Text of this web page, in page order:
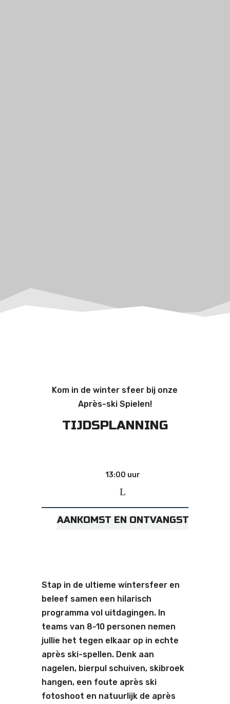
Kom in de winter sfeer bij onze
Après-ski Spielen!
TIJDSPLANNING
13:00 uur
AANKOMST EN ONTVANGST
Stap in de ultieme wintersfeer en
beleef samen een hilarisch
programma vol uitdagingen. In
teams van 8-10 personen nemen
jullie het tegen elkaar op in echte
après ski-spellen. Denk aan
nagelen, bierpul schuiven, skibroek
hangen, een foute après ski
fotoshoot en natuurlijk de après